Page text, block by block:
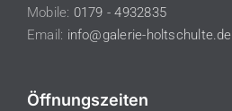
Mobile: 0179 - 4932835
Email: info@galerie-holtschulte.de
Öffnungszeiten